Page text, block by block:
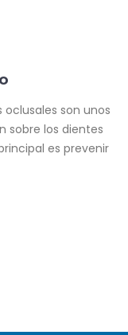
oclusales son unos
sobre los dientes
es prevenir